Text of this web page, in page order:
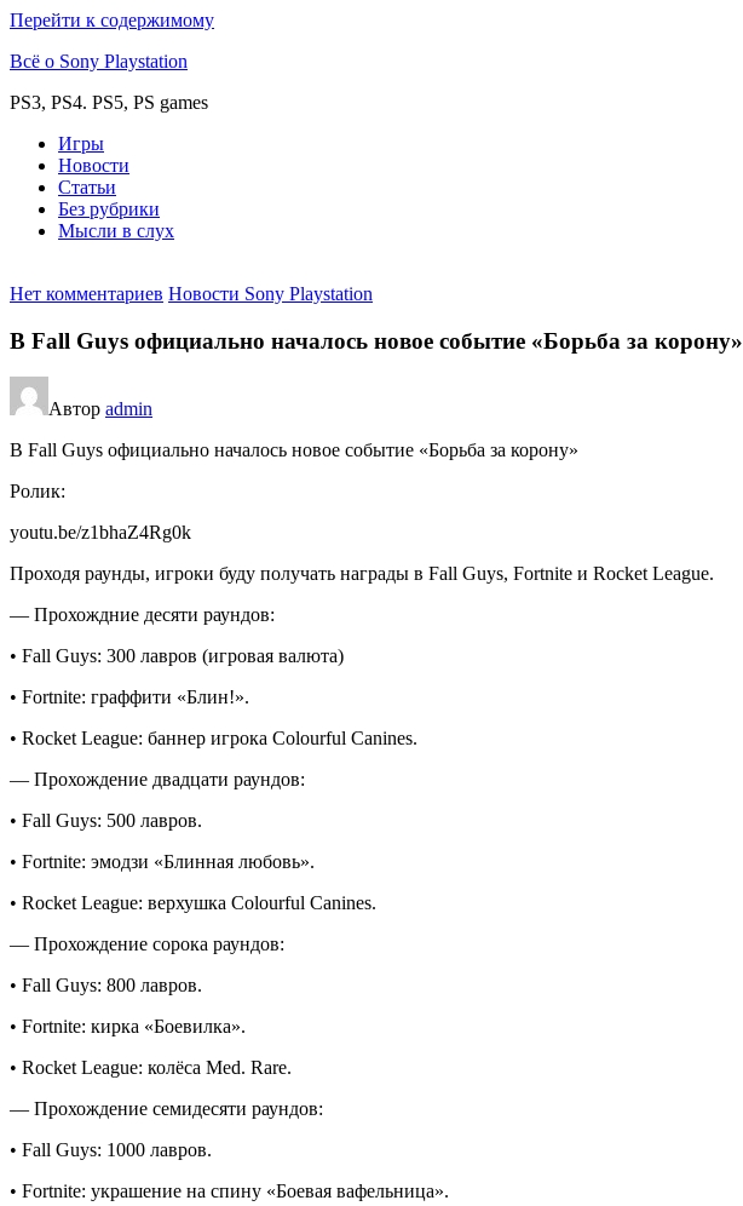
Перейти к содержимому
Всё о Sony Playstation
PS3, PS4. PS5, PS games
Игры
Новости
Статьи
Без рубрики
Мысли в слух
Нет комментариев Новости Sony Playstation
В Fall Guys официально началось новое событие «Борьба за корону»
Автор admin
В Fall Guys официально началось новое событие «Борьба за корону»
Ролик:
youtu.be/z1bhaZ4Rg0k
Проходя раунды, игроки буду получать награды в Fall Guys, Fortnite и Rocket League.
— Прохождние десяти раундов:
• Fall Guys: 300 лавров (игровая валюта)
• Fortnite: граффити «Блин!».
• Rocket League: баннер игрока Colourful Canines.
— Прохождение двадцати раундов:
• Fall Guys: 500 лавров.
• Fortnite: эмодзи «Блинная любовь».
• Rocket League: верхушка Colourful Canines.
— Прохождение сорока раундов:
• Fall Guys: 800 лавров.
• Fortnite: кирка «Боевилка».
• Rocket League: колёса Med. Rare.
— Прохождение семидесяти раундов:
• Fall Guys: 1000 лавров.
• Fortnite: украшение на спину «Боевая вафельница».